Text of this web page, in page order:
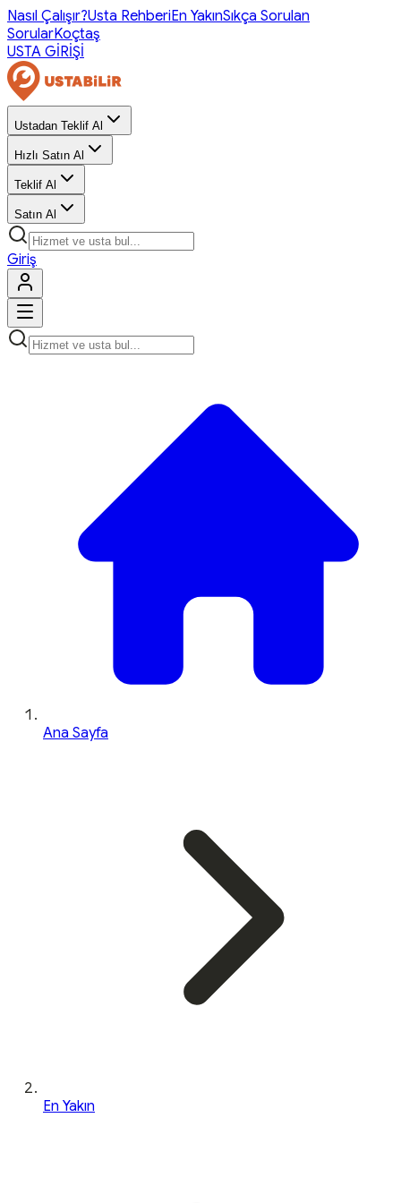
Nasıl Çalışır?Usta RehberiEn YakınSıkça Sorulan
SorularKoçtaş
USTA GİRİŞİ
Ustadan Teklif Al
Hızlı Satın Al
Teklif Al
Satın Al
Giriş
Ana Sayfa
En Yakın